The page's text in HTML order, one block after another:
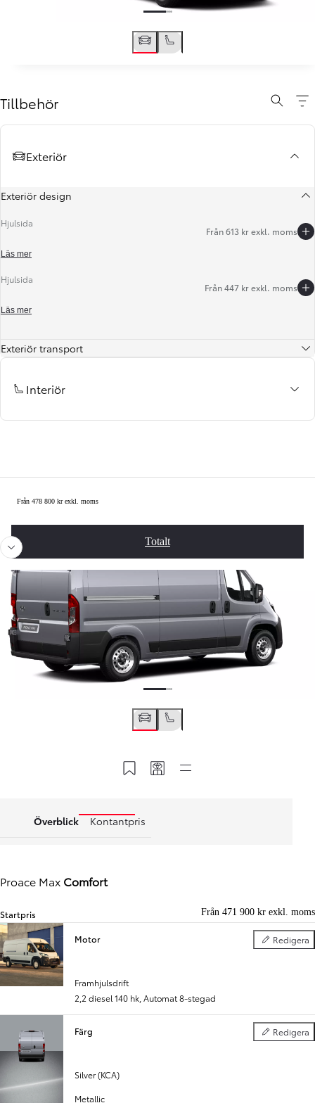
Tillbehör
Exteriör
Exteriör design
Hjulsida
Från 613 kr exkl. moms
Läs mer
Hjulsida
Från 447 kr exkl. moms
Läs mer
Exteriör transport
Interiör
Från 478 800 kr exkl. moms
Totalt
Summering
Föregående
Föregående
Spara till MyToyota
Dela min kod
Överblick Kontantpris
Proace Max Comfort
Startpris Från 471 900 kr exkl. moms
Motor Redigera
Motor
Framhjulsdrift
2,2 diesel 140 hk, Automat 8-stegad
Färg Redigera
Färg
Silver (KCA)
Metallic